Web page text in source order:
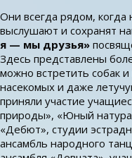
Они всегда рядом, когда
выслушают и сохранят
я — мы друзья»
Здесь представлены
можно встретить собак
насекомых и даже
приняли участие
природы», «Юный
«Дебют», студии
ансамбль народного